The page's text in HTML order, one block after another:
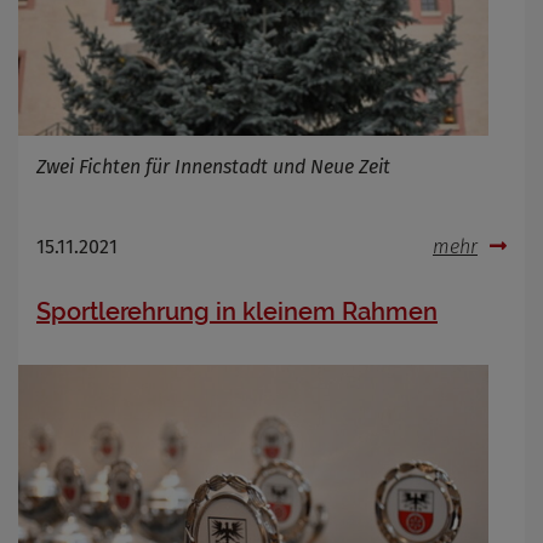
Zwei Fichten für Innenstadt und Neue Zeit
15.11.2021 mehr
Sportlerehrung in kleinem Rahmen